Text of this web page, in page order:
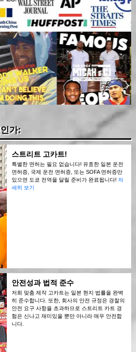
가:
스트리트 고카트!
특별한 면허는 필요 없습니다! 유효한 일본 운전
면허증, 국제 운전 면허증, 또는 SOFA 면허증만
있으면 도쿄 전역을 달릴 준비가 완료됩니다! 자
세히 보기
안전성과 법적 준수
저희 맞춤 제작 고카트는 일본 현지 법률을 완벽
히 준수합니다. 또한, 회사의 안전 규정은 경찰의
안전 요구 사항을 초과하므로 스트리트 카트 경
험은 신나고 재미있을 뿐만 아니라 매우 안전합
니다.